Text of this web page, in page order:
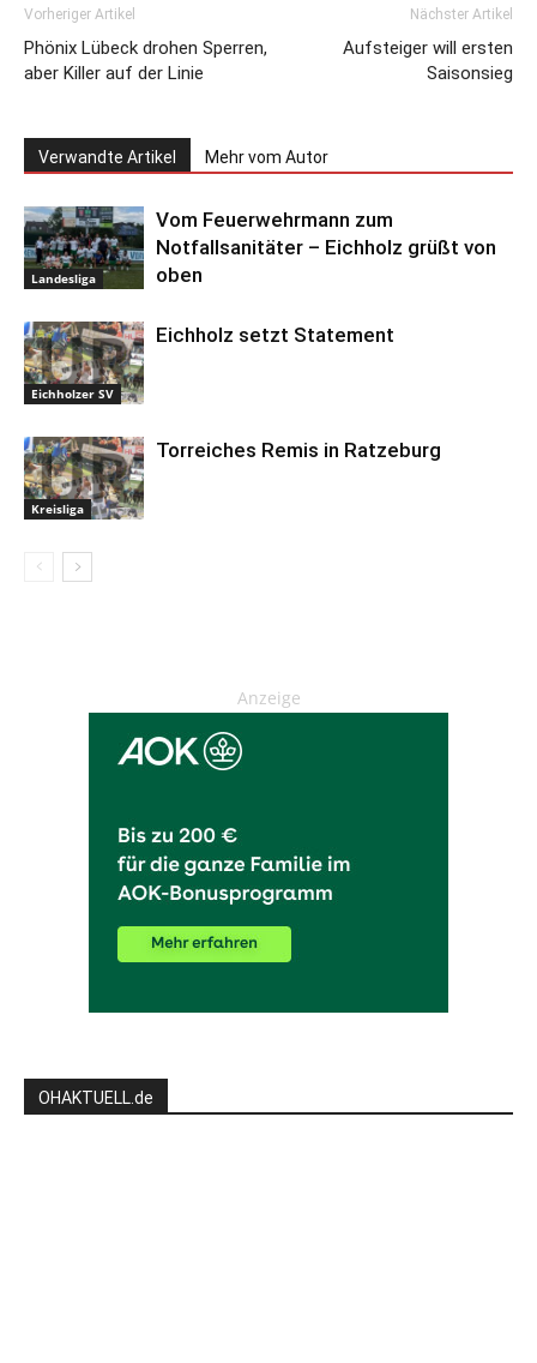
Vorheriger Artikel
Phönix Lübeck drohen Sperren,
aber Killer auf der Linie
Nächster Artikel
Aufsteiger will ersten
Saisonsieg
Verwandte Artikel Mehr vom Autor
Landesliga
Vom Feuerwehrmann zum
Notfallsanitäter – Eichholz grüßt von
oben
Eichholzer SV
Eichholz setzt Statement
Kreisliga
Torreiches Remis in Ratzeburg
Anzeige
OHAKTUELL.de